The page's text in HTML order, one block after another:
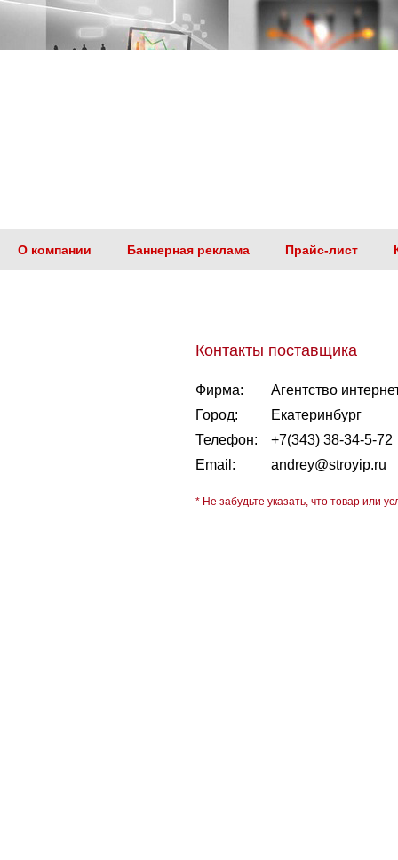
О компании Баннерная реклама Прайс-лист
Контакты поставщика
Фирма:
Агентство
Город:
Екатеринбург
Телефон:
+7(343) 38-34-5-72
Email:
andrey@stroyip.ru
* Не забудьте указать, что товар или